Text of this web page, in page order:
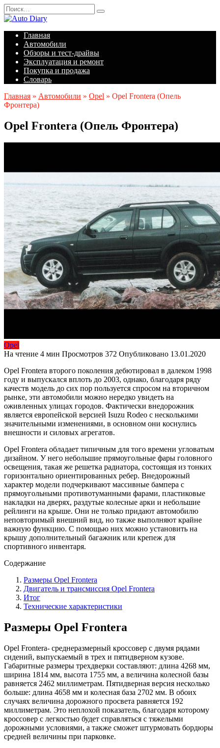
Перейти
к
содержанию
Search
for:
Главная
Автомобили
Обзоры и тест-драйвы
Эксплуатация и ремонт
Покупка и продажа
Словарь
Главная » Автомобили » Opel » Opel Frontera (Опель
Фронтера)
Opel Frontera (Опель Фронтера)
Opel
На чтение 4 мин Просмотров 372 Опубликовано 13.01.2020
Opel Frontera второго поколения дебютировал в далеком 1998
году и выпускался вплоть до 2003, однако, благодаря ряду
качеств модель до сих пор пользуется спросом на вторичном
рынке, эти автомобили можно нередко увидеть на
оживленных улицах городов. Фактически внедорожник
является европейской версией Isuzu Rodeo с несколькими
значительными изменениями, в основном они коснулись
внешности и силовых агрегатов.
Opel Frontera обладает типичным для того времени угловатым
дизайном. У него небольшие прямоугольные фары головного
освещения, такая же решетка радиатора, состоящая из тонких
горизонтально ориентированных ребер. Внедорожный
характер модели подчеркивают массивные бампера с
прямоугольными противотуманными фарами, пластиковые
накладки на дверях, раздутые колесные арки и небольшие
рейлинги на крыше. Они не только придают автомобилю
неповторимый внешний вид, но также выполняют крайне
важную функцию. С помощью них можно установить на
крышу дополнительный багажник или крепеж для
спортивного инвентаря.
Содержание
Размеры Opel Frontera
Двигатель и трансмиссия Opel Frontera
Итог
Технические характеристики
Размеры Opel Frontera
Opel Frontera- среднеразмерный кроссовер с двумя рядами
сидений, выпускаемый в трех и пятидверном кузове.
Габаритные размеры трехдверки составляют: длина 4268 мм,
ширина 1814 мм, высота 1755 мм, а величина колесной базы
равняется 2462 миллиметрам. Пятидверная версия несколько
больше: длина 4658 мм и колесная база 2702 мм. В обоих
случаях величина дорожного просвета равняется 192
миллиметрам. Это неплохой показатель, благодаря которому
кроссовер с легкостью будет справляться с тяжелыми
дорожными условиями, а также сможет штурмовать бордюры
средней величины при парковке.